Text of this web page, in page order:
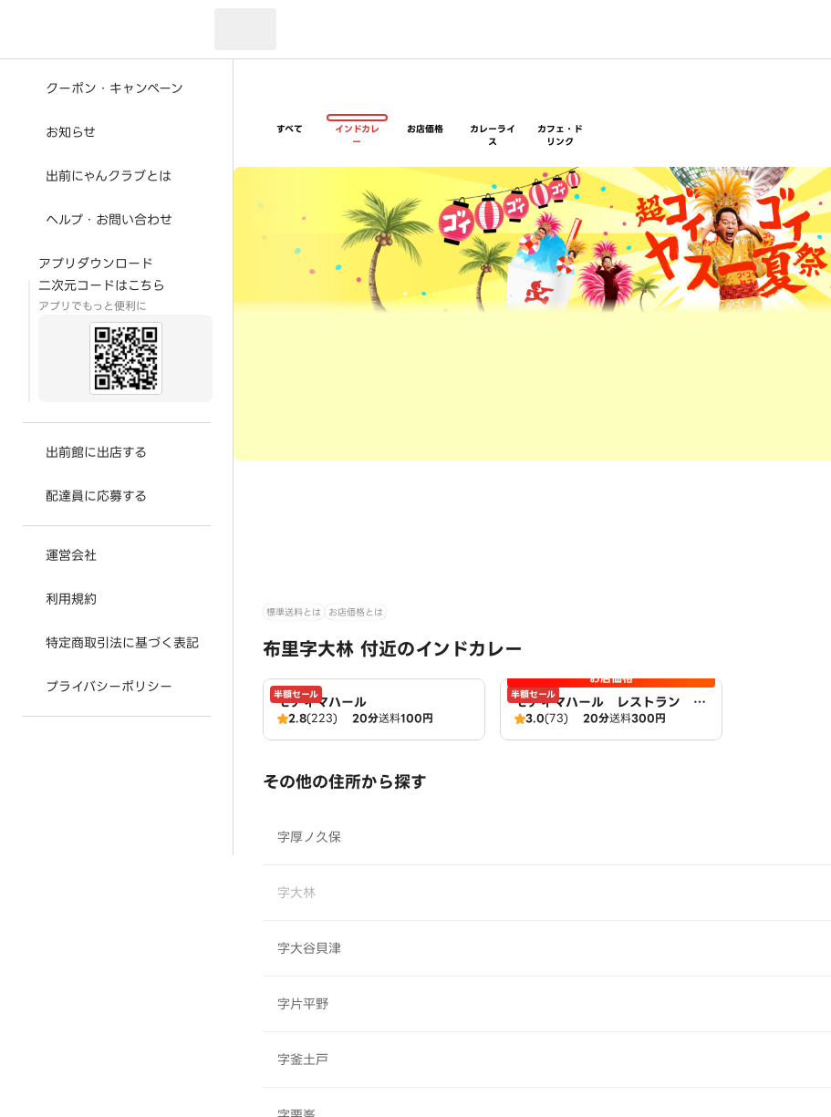
クーポン・キャンペーン
お知らせ
出前にゃんクラブとは
ヘルプ・お問い合わせ
アプリダウンロード
二次元コードはこちら
アプリでもっと便利に
出前館に出店する
配達員に応募する
運営会社
利用規約
特定商取引法に基づく表記
プライバシーポリシー
すべて
インドカレ
ー
お店価格
カレーライ
ス
カフェ・ド
リンク
超ゴイゴイヤスー夏祭
標準送料とは お店価格とは
布里字大林 付近のインドカレー
半額セール
モティマハール
2.8(223) 20分送料100円
半額セール
お店価格
モティマハール レストラン ア
ンドバー
3.0(73) 20分送料300円
その他の住所から探す
字厚ノ久保
字大林
字大谷貝津
字片平野
字釜土戸